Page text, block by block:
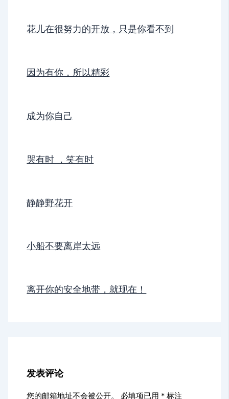
花儿在很努力的开放，只是你看不到
因为有你，所以精彩
成为你自己
哭有时 ，笑有时
静静野花开
小船不要离岸太远
离开你的安全地带，就现在！
发表评论
您的邮箱地址不会被公开。 必填项已用 * 标注